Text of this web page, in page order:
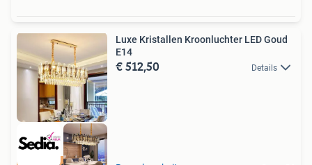
Luxe Kristallen Kroonluchter LED Goud
E14
€ 512,50 Details